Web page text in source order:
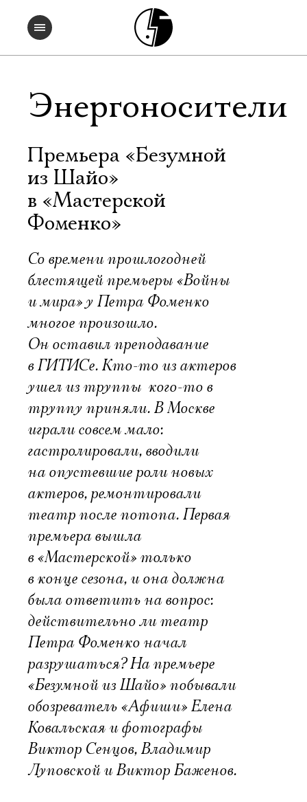
Энергоносители
Премьера «Безумной
из Шайо»
в «Мастерской
Фоменко»
Со времени прошлогодней
блестящей премьеры «Войны
и мира» у Петра Фоменко
многое произошло.
Он оставил преподавание
в ГИТИСе. Кто-то из актеров
ушел из труппы  кого-то в
труппу приняли. В Москве
играли совсем мало:
гастролировали, вводили
на опустевшие роли новых
актеров, ремонтировали
театр после потопа. Первая
премьера вышла
в «Мастерской» только
в конце сезона, и она должна
была ответить на вопрос:
действительно ли театр
Петра Фоменко начал
разрушаться? На премьере
«Безумной из Шайо» побывали
обозреватель «Афиши» Елена
Ковальская и фотографы
Виктор Сенцов, Владимир
Луповской и Виктор Баженов.